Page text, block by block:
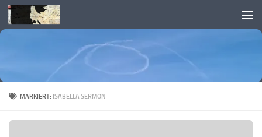
Skip to content
MARKIERT: ISABELLA SERMON